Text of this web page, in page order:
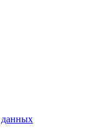
данных